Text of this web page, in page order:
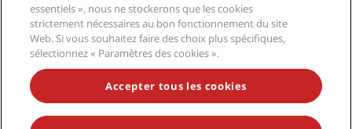
NE MANQUEZ AUCUNE DE NOS OFFRES LES PLUS
POPULAIRES
essentiels », nous ne stockerons que les cookies
strictement nécessaires au bon fonctionnement du site
Web. Si vous souhaitez faire des choix plus spécifiques,
sélectionnez « Paramètres des cookies ».
Accepter tous les cookies